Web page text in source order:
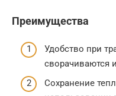
Преимущества
Удобство при
сворачиваются
Сохранение